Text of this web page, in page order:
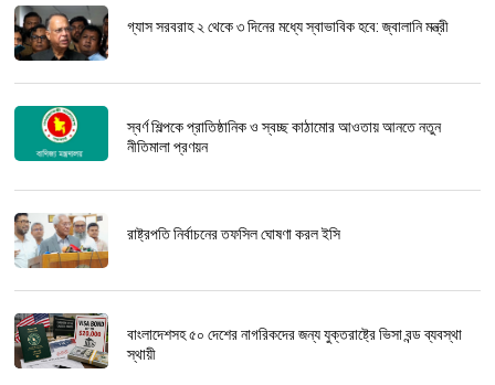
গ্যাস সরবরাহ ২ থেকে ৩ দিনের মধ্যে স্বাভাবিক হবে: জ্বালানি মন্ত্রী
স্বর্ণ শিল্পকে প্রাতিষ্ঠানিক ও স্বচ্ছ কাঠামোর আওতায় আনতে নতুন
নীতিমালা প্রণয়ন
রাষ্ট্রপতি নির্বাচনের তফসিল ঘোষণা করল ইসি
বাংলাদেশসহ ৫০ দেশের নাগরিকদের জন্য যুক্তরাষ্ট্রে ভিসা বন্ড ব্যবস্থা
স্থায়ী